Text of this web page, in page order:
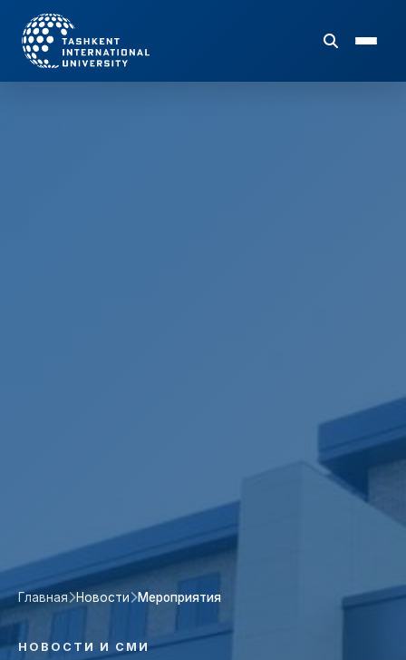
Главная Новости Мероприятия
НОВОСТИ И СМИ